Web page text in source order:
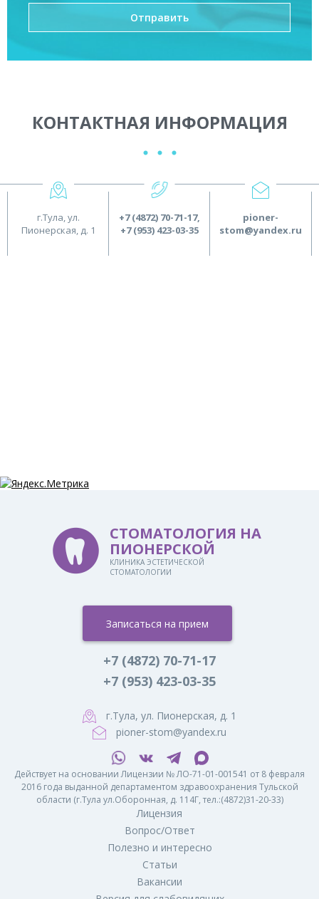
КОНТАКТНАЯ ИНФОРМАЦИЯ
г.Тула, ул.
Пионерская, д. 1
+7 (4872) 70-71-17,
+7 (953) 423-03-35
pioner-
stom@yandex.ru
СТОМАТОЛОГИЯ НА
ПИОНЕРСКОЙ
КЛИНИКА ЭСТЕТИЧЕСКОЙ
СТОМАТОЛОГИИ
Записаться на прием
+7 (4872) 70-71-17
+7 (953) 423-03-35
г.Тула, ул. Пионерская, д. 1
pioner-stom@yandex.ru
Действует на основании Лицензии № ЛО-71-01-001541 от 8 февраля
2016 года выданной департаментом здравоохранения Тульской
области (г.Тула ул.Оборонная, д. 114Г, тел.:(4872)31-20-33)
Лицензия
Вопрос/Ответ
Полезно и интересно
Статьи
Вакансии